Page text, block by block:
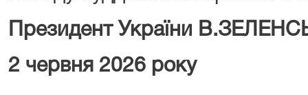
Президент України
2 червня 2026 року